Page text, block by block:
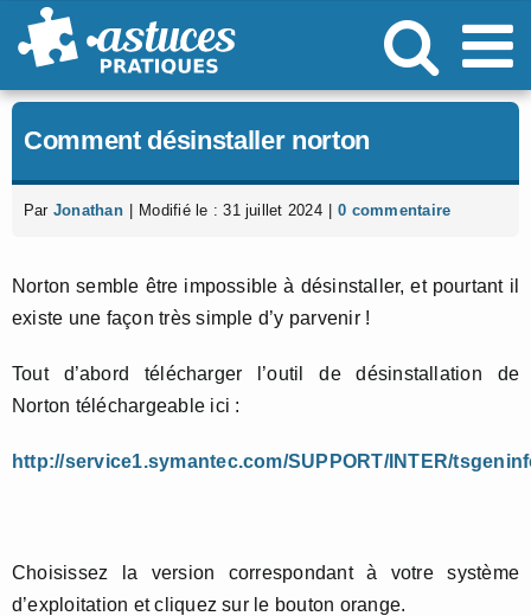
Passer
au
Comment désinstaller norton
Par Jonathan Modifié le : 31 juillet 2024 0 commentaire
Norton semble être impossible à désinstaller, et pourtant il
existe une façon très simple d’y parvenir !
Tout d’abord télécharger l’outil de désinstallation de
Norton téléchargeable ici :
http://service1.symantec.com/SUPPORT/INTER/
Choisissez la version correspondant à votre système
d’exploitation et cliquez sur le bouton orange.